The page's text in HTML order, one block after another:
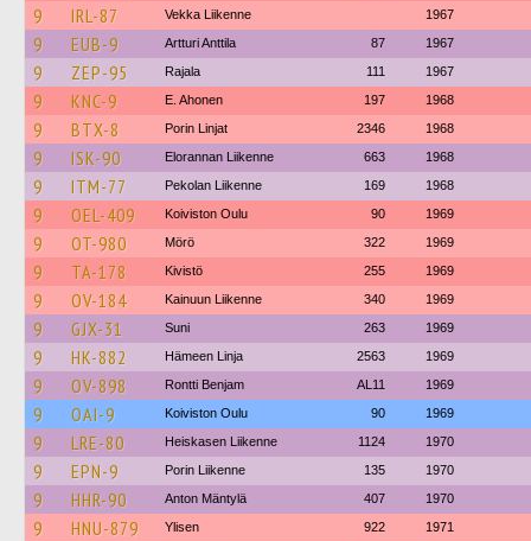
9 IRL-87 Vekka Liikenne 1967
9 EUB-9 Artturi Anttila 87 1967
9 ZEP-95 Rajala 111 1967
9 KNC-9 E. Ahonen 197 1968
9 BTX-8 Porin Linjat 2346 1968
9 ISK-90 Elorannan Liikenne 663 1968
9 ITM-77 Pekolan Liikenne 169 1968
9 OEL-409 Koiviston Oulu 90 1969
9 OT-980 Mörö 322 1969
9 TA-178 Kivistö 255 1969
9 OV-184 Kainuun Liikenne 340 1969
9 GJX-31 Suni 263 1969
9 HK-882 Hämeen Linja 2563 1969
9 OV-898 Rontti Benjam AL11 1969
9 OAI-9 Koiviston Oulu 90 1969
9 LRE-80 Heiskasen Liikenne 1124 1970
9 EPN-9 Porin Liikenne 135 1970
9 HHR-90 Anton Mäntylä 407 1970
9 HNU-879 Ylisen 922 1971